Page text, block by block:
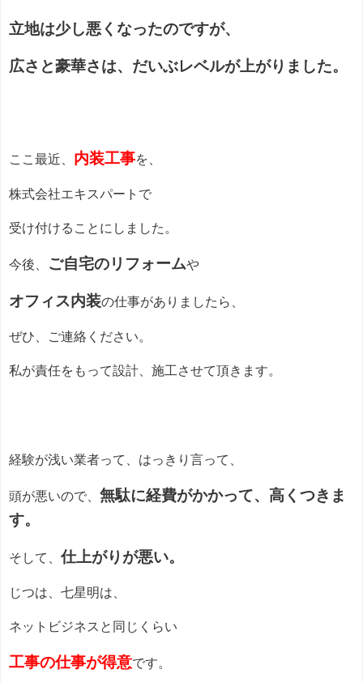
立地は少し悪くなったのですが、
広さと豪華さは、だいぶレベルが上がりました。
ここ最近、 内装工事を、
株式会社エキスパートで
受け付けることにしました。
今後、 ご自宅のリフォームや
オフィス内装の仕事がありましたら、
ぜひ、ご連絡ください。
私が責任をもって設計、施工させて頂きます。
経験が浅い業者って、はっきり言って、
頭が悪いので、 無駄に経費がかかって、高くつきま
す。
そして、 仕上がりが悪い。
じつは、七星明は、
ネットビジネスと同じくらい
工事の仕事が得意です。